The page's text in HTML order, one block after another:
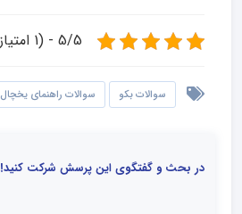
5/5 - (1 امتیاز)
سوالات بکو سوالات راهنمای یخچال
در بحث و گفتگوی این پرسش شرکت کنید!